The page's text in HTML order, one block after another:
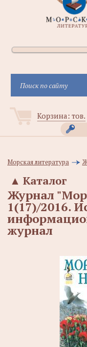
Корзина: тов.
Морская литература
Каталог
▲
Журнал
1(17)/2016.
журнал